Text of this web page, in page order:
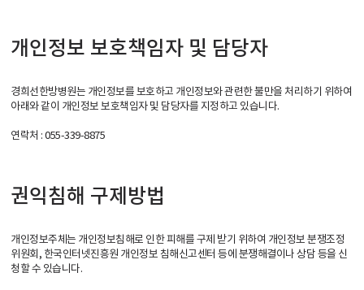
개인정보 보호책임자 및 담당자
경희선한방병원는 개인정보를 보호하고 개인정보와 관련한 불만을 처리하기 위하여
아래와 같이 개인정보 보호책임자 및 담당자를 지정하고 있습니다.
연락처 : 055-339-8875
권익침해 구제방법
개인정보주체는 개인정보침해로 인한 피해를 구제 받기 위하여 개인정보 분쟁조정
위원회, 한국인터넷진흥원 개인정보 침해신고센터 등에 분쟁해결이나 상담 등을 신
청할 수 있습니다.